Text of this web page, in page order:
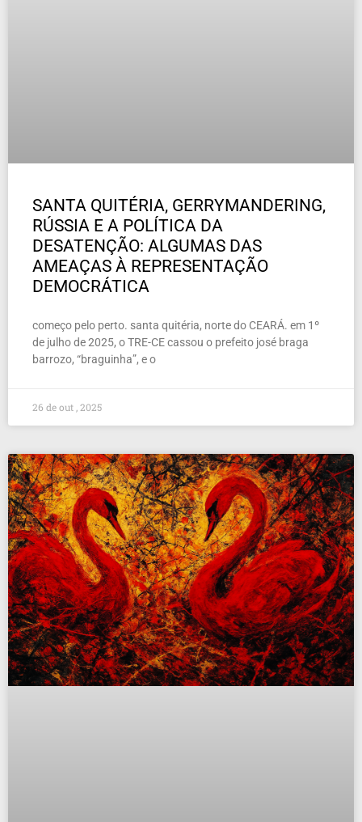
SANTA QUITÉRIA, GERRYMANDERING,
RÚSSIA E A POLÍTICA DA
DESATENÇÃO: ALGUMAS DAS
AMEAÇAS À REPRESENTAÇÃO
DEMOCRÁTICA
começo pelo perto. santa quitéria, norte do CEARÁ. em 1º
de julho de 2025, o TRE-CE cassou o prefeito josé braga
barrozo, “braguinha”, e o
26 de out , 2025